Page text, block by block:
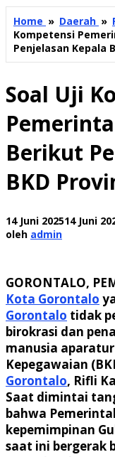
Home » Daerah »
Kompetensi
Penjelasan Kepala
Soal Uji
Berikut
BKD
14 Juni 202514 Juni
oleh admin
GORONTALO,
Kota Gorontalo
Gorontalo tidak
birokrasi dan
manusia
Kepegawaian
Gorontalo, Rifli
Saat dimintai
bahwa
kepemimpinan
saat ini bergerak